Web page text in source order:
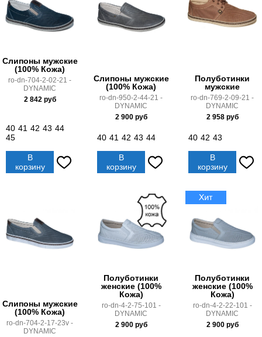
Слипоны мужские
(100% Кожа)
ro-dn-704-2-02-21 -
DYNAMIC
2 842руб
40 41 42 43 44
45
В
корзину
Слипоны мужские
(100% Кожа)
ro-dn-950-2-44-21 -
DYNAMIC
2 900руб
40 41 42 43 44
В
корзину
Полуботинки
мужские
ro-dn-769-2-09-21 -
DYNAMIC
2 958руб
40 42 43
В
корзину
Слипоны мужские
(100% Кожа)
ro-dn-704-2-17-23v -
DYNAMIC
Полуботинки
женские (100%
Кожа)
ro-dn-4-2-75-101 -
DYNAMIC
2 900руб
Полуботинки
женские (100%
Кожа)
ro-dn-4-2-22-101 -
DYNAMIC
2 900руб